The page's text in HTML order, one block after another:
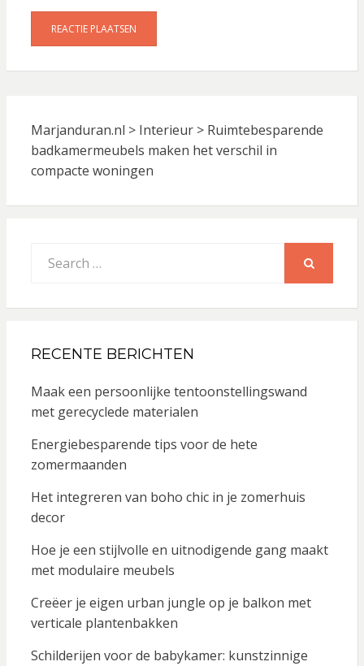
Marjanduran.nl > Interieur> Ruimtebesparende
badkamermeubels maken het verschil in
compacte woningen
for:
RECENTE BERICHTEN
Maak een persoonlijke tentoonstellingswand
met gerecyclede materialen
Energiebesparende tips voor de hete
zomermaanden
Het integreren van boho chic in je zomerhuis
decor
Hoe je een stijlvolle en uitnodigende gang maakt
met modulaire meubels
Creëer je eigen urban jungle op je balkon met
verticale plantenbakken
Schilderijen voor de babykamer: kunstzinnige